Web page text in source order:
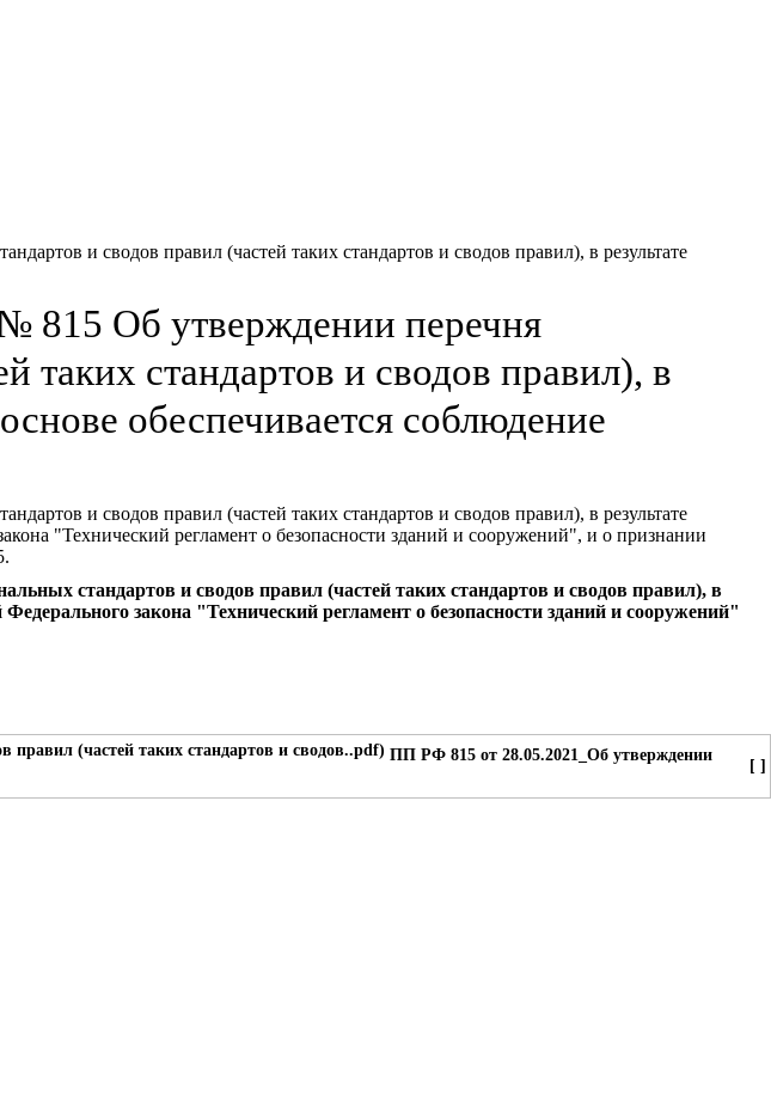
и сводов правил (частей таких стандартов и сводов правил), в результате
815 Об утверждении перечня
таких стандартов и сводов правил), в
обеспечивается соблюдение
и сводов правил (частей таких стандартов и сводов правил), в результате
"Технический регламент о безопасности зданий и сооружений", и о признании
стандартов и сводов правил (частей таких стандартов и сводов правил), в
закона "Технический регламент о безопасности зданий и сооружений"
ПП РФ 815 от 28.05.2021_Об утверждении
[ ]